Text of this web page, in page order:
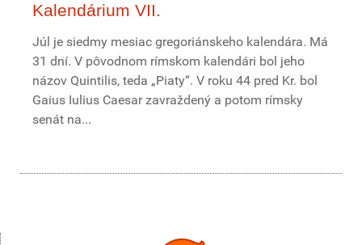
Kalendárium VII.
Júl je siedmy mesiac gregoriánskeho kalendára. Má
31 dní. V pôvodnom rímskom kalendári bol jeho
názov Quintilis, teda „Piaty“. V roku 44 pred Kr. bol
Gaius Iulius Caesar zavraždený a potom rímsky
senát na...